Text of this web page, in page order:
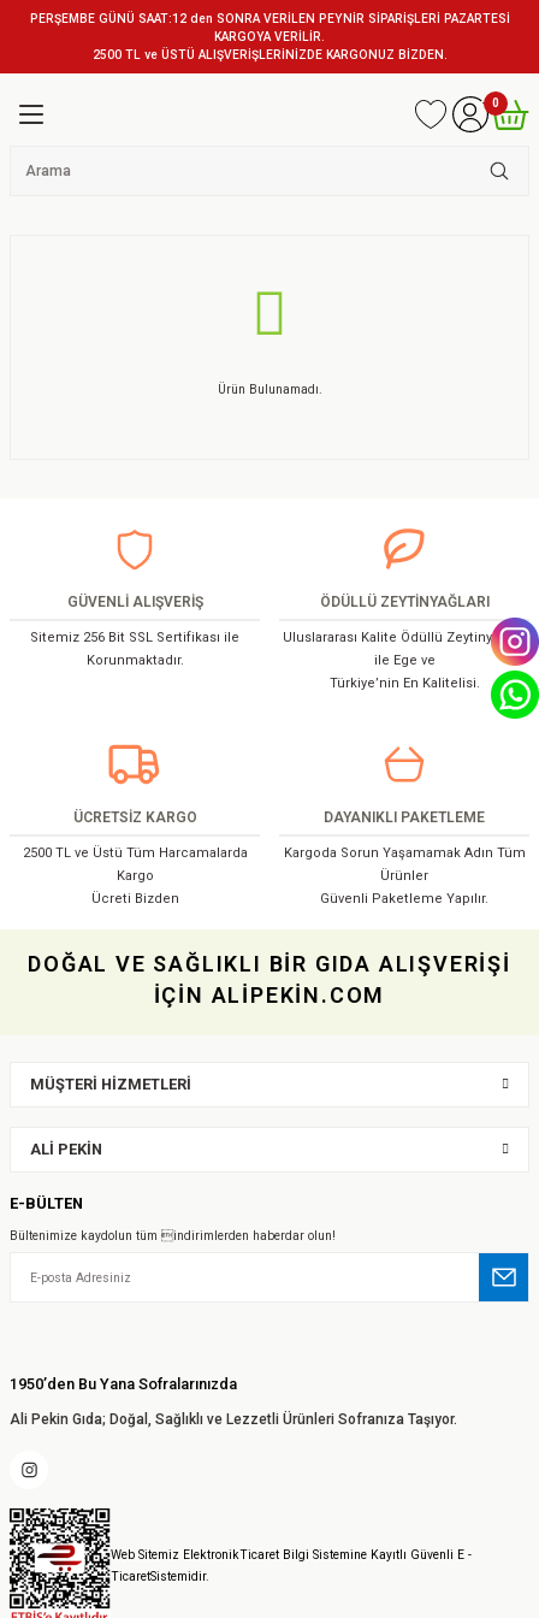
PERŞEMBE GÜNÜ SAAT:12 den SONRA VERİLEN PEYNİR SİPARİŞLERİ PAZARTESİ
KARGOYA VERİLİR.
2500 TL ve ÜSTÜ ALIŞVERİŞLERİNİZDE KARGONUZ BİZDEN.
0
Ürün Bulunamadı.
GÜVENLİ ALIŞVERİŞ
Sitemiz 256 Bit SSL Sertifikası ile
Korunmaktadır.
ÖDÜLLÜ ZEYTİNYAĞLARI
Uluslararası Kalite Ödüllü Zeytinyağları
ile Ege ve
Türkiye’nin En Kalitelisi.
ÜCRETSİZ KARGO
2500 TL ve Üstü Tüm Harcamalarda
Kargo
Ücreti Bizden
DAYANIKLI PAKETLEME
Kargoda Sorun Yaşamamak Adın Tüm
Ürünler
Güvenli Paketleme Yapılır.
DOĞAL VE SAĞLIKLI BİR GIDA ALIŞVERİŞİ
İÇİN ALİPEKİN.COM
1950’den Bu Yana Sofralarınızda
Ali Pekin Gıda; Doğal, Sağlıklı ve Lezzetli Ürünleri Sofranıza Taşıyor.
Web Sitemiz ElektronikTicaret Bilgi Sistemine Kayıtlı Güvenli E -
TicaretSistemidir.
MÜŞTERİ HİZMETLERİ
ALİ PEKİN
E-BÜLTEN
Bültenimize kaydolun tüm indirimlerden haberdar olun!